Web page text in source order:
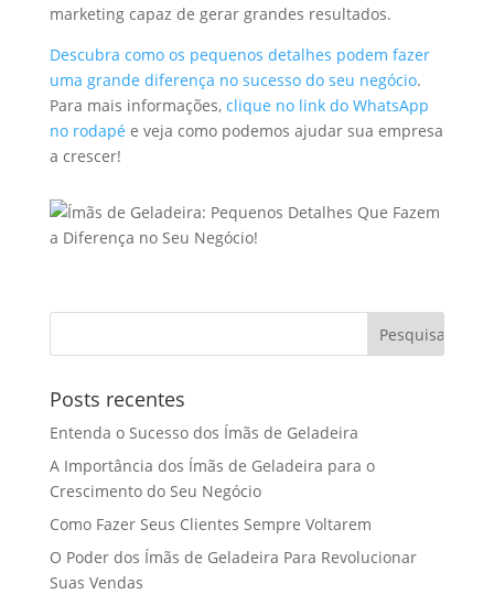
marketing capaz de gerar grandes resultados.
Descubra como os pequenos detalhes podem fazer
uma grande diferença no sucesso do seu negócio.
Para mais informações, clique no link do WhatsApp
no rodapé e veja como podemos ajudar sua empresa
a crescer!
Posts recentes
Entenda o Sucesso dos Ímãs de Geladeira
A Importância dos Ímãs de Geladeira para o
Crescimento do Seu Negócio
Como Fazer Seus Clientes Sempre Voltarem
O Poder dos Ímãs de Geladeira Para Revolucionar
Suas Vendas